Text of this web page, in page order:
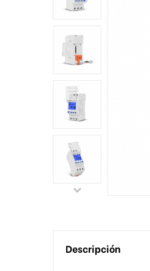
Descripción